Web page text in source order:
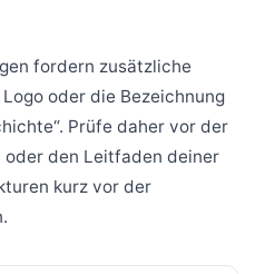
fordern zusätzliche
oder die Bezeichnung
Prüfe daher vor der
den Leitfaden deiner
kurz vor der